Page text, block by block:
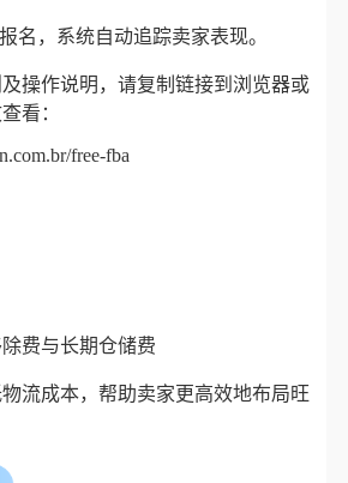
名，系统自动追踪卖家表现。
操作说明，请复制链接到浏览器或
看：
free-fba
费与长期仓储费
流成本，帮助卖家更高效地布局旺